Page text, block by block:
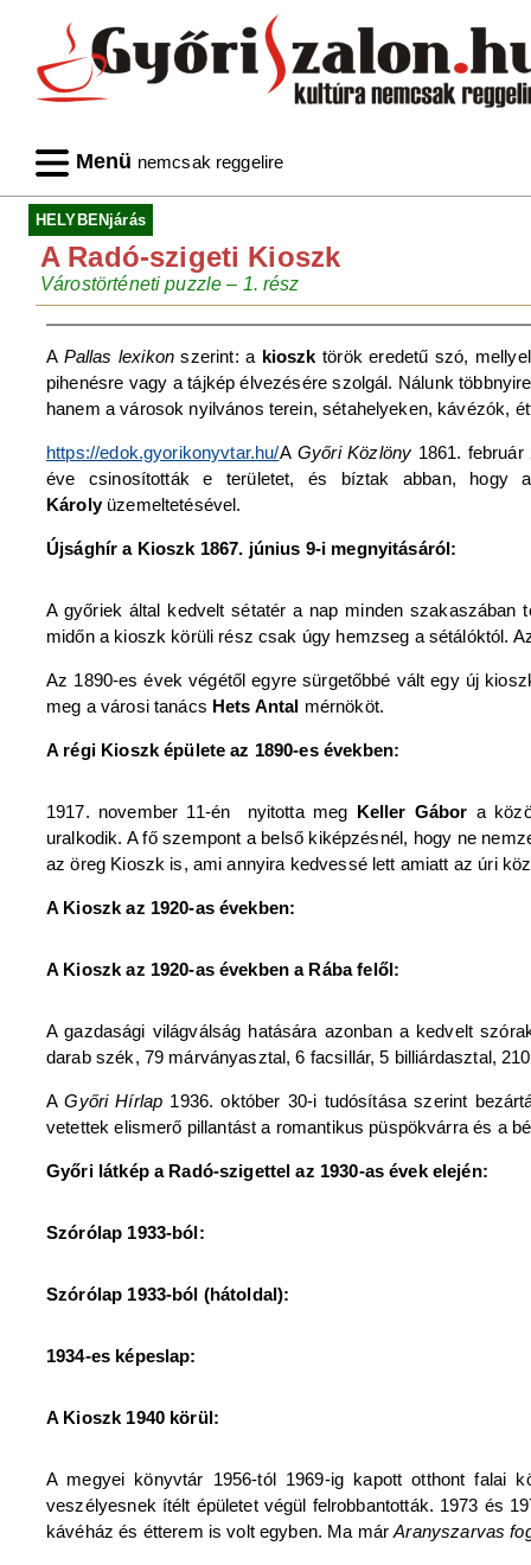
Menü nemcsak reggelire
HELYBENjárás
A Radó-szigeti Kioszk
Várostörténeti puzzle – 1. rész
A Pallas lexikon szerint: a kioszk török eredetű szó,
pihenésre vagy a tájkép élvezésére szolgál. Nálunk
hanem a városok nyilvános terein, sétahelyeken, kávézók,
https://edok.gyorikonyvtar.hu/AGyőri Közlöny 1861.
éve csinosították e területet, és bíztak abban,
Károlyüzemeltetésével.
Újsághír a Kioszk 1867. június 9-i megnyitásáról:
A győriek által kedvelt sétatér a nap minden
midőn a kioszk körüli rész csak úgy hemzseg a sétálóktól.
Az 1890-es évek végétől egyre sürgetőbbé vált egy új
meg a városi tanács Hets Antal mérnököt.
A régi Kioszk épülete az 1890-es években:
1917. november 11-én nyitotta meg Keller Gábor a
uralkodik. A fő szempont a belső kiképzésnél, hogy ne
az öreg Kioszk is, ami annyira kedvessé lett amiatt az úri
A Kioszk az 1920-as években:
A Kioszk az 1920-as években a Rába felől:
A gazdasági világválság hatására azonban a kedvelt
darab szék, 79 márványasztal, 6 facsillár, 5 billiárdasztal,
AGyőri Hírlap 1936. október 30-i tudósítása szerint
vetettek elismerő pillantást a romantikus püspökvárra és a
Győri látkép a Radó-szigettel az 1930-as évek elején:
Szórólap 1933-ból:
Szórólap 1933-ból (hátoldal):
1934-es képeslap:
A Kioszk 1940 körül:
A megyei könyvtár 1956-tól 1969-ig kapott otthont falai
veszélyesnek ítélt épületet végül felrobbantották. 1973 és
kávéház és étterem is volt egyben. Ma márAranyszarvas